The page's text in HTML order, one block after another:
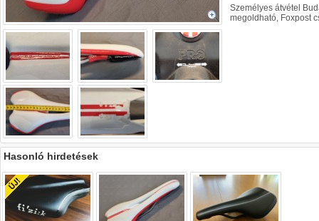
Személyes átvétel
megoldható, Foxpost
Hasonló hirdetések